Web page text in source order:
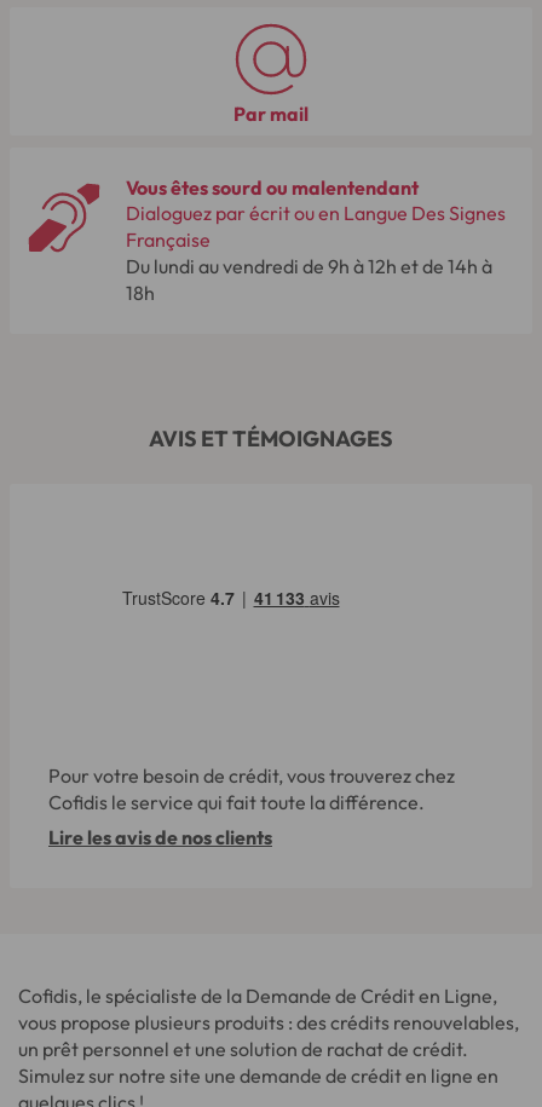
Par mail
Vous êtes sourd ou malentendant
Dialoguez par écrit ou en Langue Des Signes
Française
Du lundi au vendredi de 9h à 12h et de 14h à
18h
AVIS ET TÉMOIGNAGES
Pour votre besoin de crédit, vous trouverez chez
Cofidis le service qui fait toute la différence.
Lire les avis de nos clients
Cofidis, le spécialiste de la Demande de Crédit en Ligne,
vous propose plusieurs produits : des crédits renouvelables,
un prêt personnel et une solution de rachat de crédit.
Simulez sur notre site une demande de crédit en ligne en
quelques clics !